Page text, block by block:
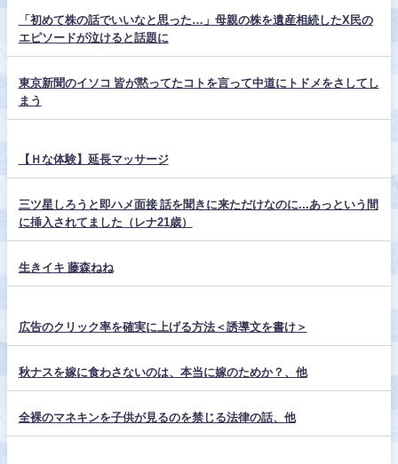
「初めて株の話でいいなと思った…」母親の株を遺産相続したX民の
エピソードが泣けると話題に
東京新聞のイソコ 皆が黙ってたコトを言って中道にトドメをさしてし
まう
【Ｈな体験】延長マッサージ
三ツ星しろうと即ハメ面接 話を聞きに来ただけなのに...あっという間
に挿入されてました（レナ21歳）
生きイキ 藤森ねね
広告のクリック率を確実に上げる方法＜誘導文を書け＞
秋ナスを嫁に食わさないのは、本当に嫁のためか？、他
全裸のマネキンを子供が見るのを禁じる法律の話、他